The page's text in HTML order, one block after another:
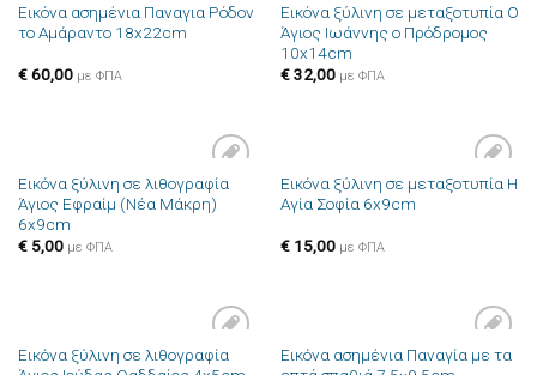
Πρόσθήκη
στην λίστα
Εικόνα ασημένια Παναγια Ρόδον
το Αμάραντο 18x22cm
€60,00 με ΦΠΑ
Πρόσθήκη
στην λίστα
Εικόνα ξύλινη σε μεταξοτυπία Ο
Άγιος Ιωάννης ο Πρόδρομος
10x14cm
€32,00 με ΦΠΑ
Πρόσθήκη
στην λίστα
Εικόνα ξύλινη σε λιθογραφία
Άγιος Εφραίμ (Νέα Μάκρη)
6x9cm
€5,00 με ΦΠΑ
Πρόσθήκη
Εικόνα ξύλινη σε μεταξοτυπία Η
Αγία Σοφία 6x9cm
€15,00 με ΦΠΑ
Πρόσθήκη
Εικόνα ξύλινη σε λιθογραφία
Πρόσθήκη
Εικόνα ασημένια Παναγία με τα